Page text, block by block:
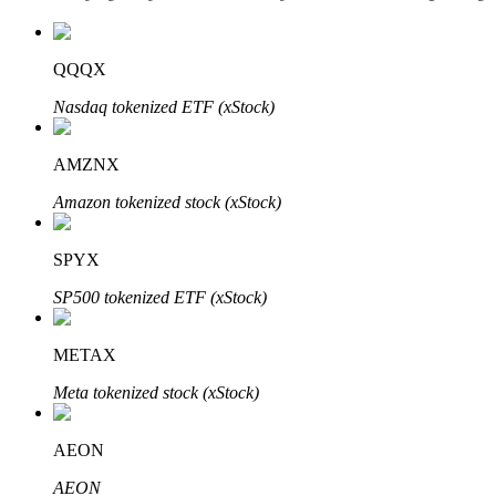
عمليات احتجاز BTR
خدمة الاقتراض المدعومة بالعملات المشفرة
QQQX
Nasdaq tokenized ETF (xStock)
AMZNX
Amazon tokenized stock (xStock)
SPYX
SP500 tokenized ETF (xStock)
METAX
Meta tokenized stock (xStock)
AEON
AEON